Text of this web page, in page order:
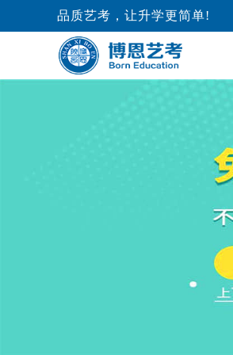
品质艺考，让升学更简单!